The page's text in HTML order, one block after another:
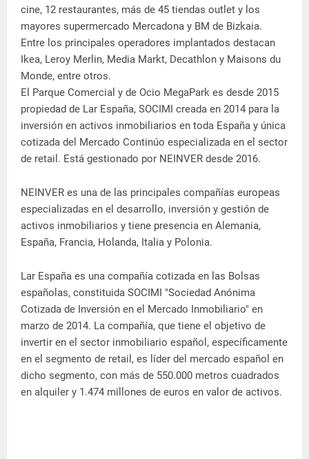
cine, 12 restaurantes, más de 45 tiendas outlet y los
mayores supermercado Mercadona y BM de Bizkaia.
Entre los principales operadores implantados destacan
Ikea, Leroy Merlin, Media Markt, Decathlon y Maisons du
Monde, entre otros.
El Parque Comercial y de Ocio MegaPark es desde 2015
propiedad de Lar España, SOCIMI creada en 2014 para la
inversión en activos inmobiliarios en toda España y única
cotizada del Mercado Continúo especializada en el sector
de retail. Está gestionado por NEINVER desde 2016.
NEINVER es una de las principales compañías europeas
especializadas en el desarrollo, inversión y gestión de
activos inmobiliarios y tiene presencia en Alemania,
España, Francia, Holanda, Italia y Polonia.
Lar España es una compañía cotizada en las Bolsas
españolas, constituida SOCIMI "Sociedad Anónima
Cotizada de Inversión en el Mercado Inmobiliario" en
marzo de 2014. La compañía, que tiene el objetivo de
invertir en el sector inmobiliario español, específicamente
en el segmento de retail, es líder del mercado español en
dicho segmento, con más de 550.000 metros cuadrados
en alquiler y 1.474 millones de euros en valor de activos.